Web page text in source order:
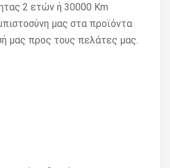
2 ετών ή 30000 Km
μας στα προϊόντα
μας προς τους πελάτες μας.